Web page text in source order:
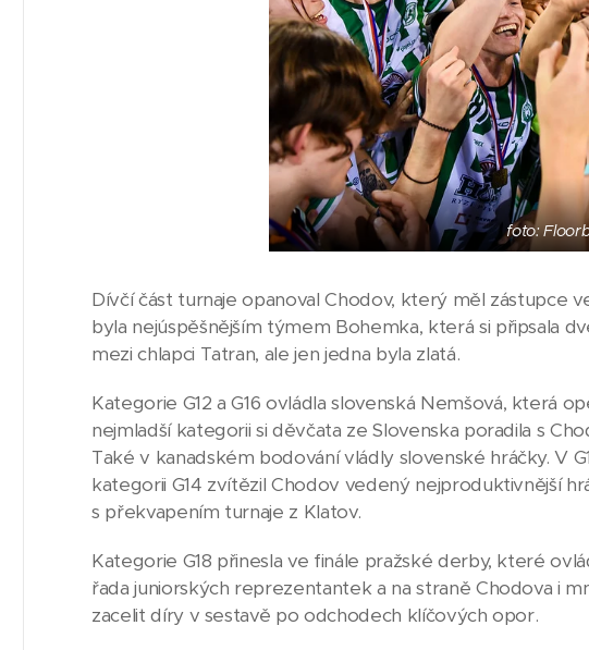
foto:
Dívčí část turnaje opanoval Chodov, který měl zástupce
byla nejúspěšnějším týmem Bohemka, která si připsala
mezi chlapci Tatran, ale jen jedna byla zlatá.
Kategorie G12 a G16 ovládla slovenská Nemšová, která
nejmladší kategorii si děvčata ze Slovenska poradila s
Také v kanadském bodování vládly slovenské hráčky. V
kategorii G14 zvítězil Chodov vedený nejproduktivnější
s překvapením turnaje z Klatov.
Kategorie G18 přinesla ve finále pražské derby, které
řada juniorských reprezentantek a na straně Chodova i
zacelit díry v sestavě po odchodech klíčových opor.